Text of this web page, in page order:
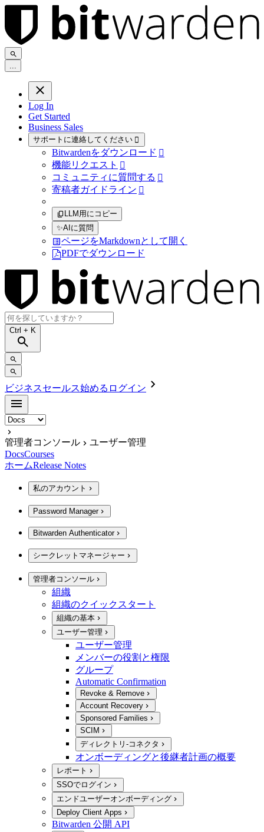
...
Log In
Get Started
Business Sales
サポートに連絡してください 
Bitwardenをダウンロード 
機能リクエスト 
コミュニティに質問する 
寄稿者ガイドライン 
LLM用にコピー
✨AIに質問
ページをMarkdownとして開く
PDFでダウンロード
Ctrl + K
ビジネスセールス始める ログイン
管理者コンソール
ユーザー管理
DocsCourses
ホームRelease Notes
私のアカウント
Password Manager
Bitwarden Authenticator
シークレットマネージャー
管理者コンソール
組織
組織のクイックスタート
組織の基本
ユーザー管理
ユーザー管理
メンバーの役割と権限
グループ
Automatic Confirmation
Revoke & Remove
Account Recovery
Sponsored Families
SCIM
ディレクトリ-コネクタ
オンボーディングと後継者計画の概要
レポート
SSOでログイン
エンドユーザーオンボーディング
Deploy Client Apps
Bitwarden 公開 API